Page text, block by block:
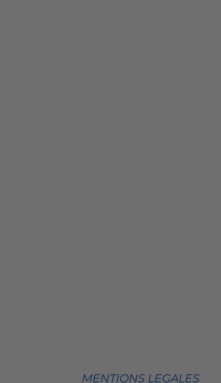
MENTIONS LEGALES